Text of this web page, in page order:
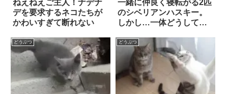
ねえねえご主人！ナデナ
デを要求するネコたちが
かわいすぎて断れない
一緒に仲良く寝転がる2匹
のシベリアンハスキー。
しかし…一体どうして、
しまったんだ！？
どうぶつ どうぶつ